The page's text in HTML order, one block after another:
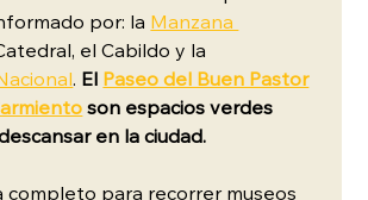
por: la Manzana
el Cabildo y la
. El Paseo del Buen Pastor
son espacios verdes
en la ciudad.
completo para recorrer museos